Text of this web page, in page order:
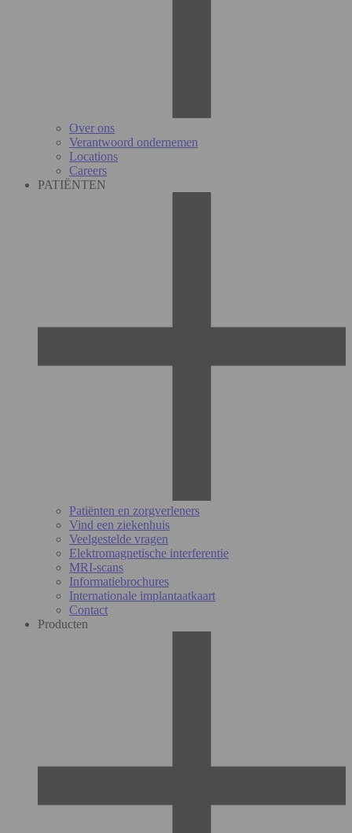
Over ons
Verantwoord ondernemen
Locations
Careers
PATIËNTEN
Patiënten en zorgverleners
Vind een ziekenhuis
Veelgestelde vragen
Elektromagnetische interferentie
MRI-scans
Informatiebrochures
Internationale implantaatkaart
Contact
Producten